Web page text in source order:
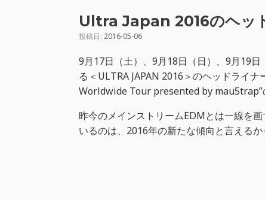
Ultra Japan 2016のヘッ
投稿日: 2016-05-06
9月17日（土）、9月18日（日）、9月19
る＜ULTRA JAPAN 2016＞のヘッドライ
Worldwide Tour presented by mau5trap”
昨今のメインストリームEDMとは一線を
いるのは、2016年の新たな傾向と言えるか